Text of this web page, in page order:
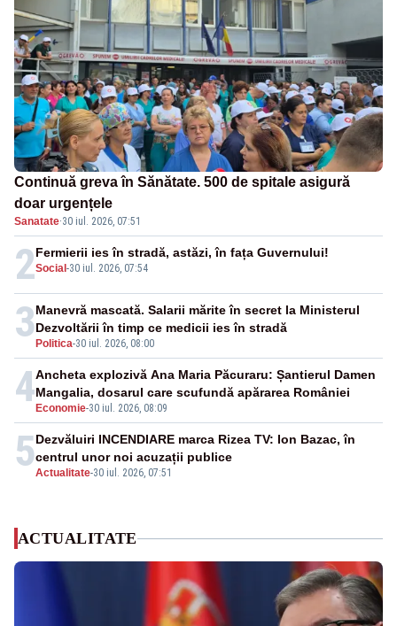
Continuă greva în Sănătate. 500 de spitale asigură
doar urgențele
Sanatate·30 iul. 2026, 07:51
2Social -30 iul. 2026, 07:54
Fermierii ies în stradă, astăzi, în fața Guvernului!
3 Politica-30 iul. 2026, 08:00
Manevră mascată. Salarii mărite în secret la Ministerul
Dezvoltării în timp ce medicii ies în stradă
4 Economie-30 iul. 2026, 08:09
Ancheta explozivă Ana Maria Păcuraru: Șantierul Damen
Mangalia, dosarul care scufundă apărarea României
5Actualitate-30 iul. 2026, 07:51
Dezvăluiri INCENDIARE marca Rizea TV: Ion Bazac, în
centrul unor noi acuzații publice
ACTUALITATE